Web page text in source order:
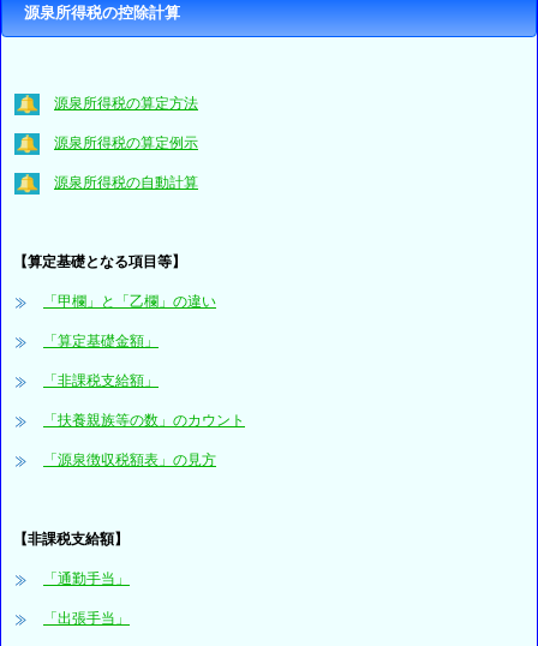
源泉所得税の控除計算
源泉所得税の算定方法
源泉所得税の算定例示
源泉所得税の自動計算
【算定基礎となる項目等】
「甲欄」と「乙欄」の違い
「算定基礎金額」
「非課税支給額」
「扶養親族等の数」のカウント
「源泉徴収税額表」の見方
【非課税支給額】
「通勤手当」
「出張手当」